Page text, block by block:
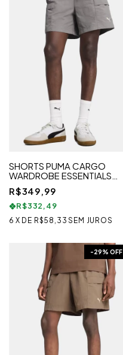
SHORTS PUMA CARGO
WARDROBE ESSENTIALS
CINZA
R$349,99
R$332,49
6 X DE R$58,33 SEM JUROS
-29% OFF